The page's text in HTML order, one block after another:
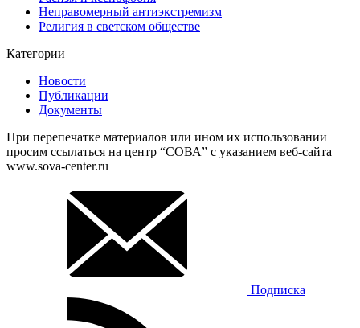
Неправомерный антиэкстремизм
Религия в светском обществе
Категории
Новости
Публикации
Документы
При перепечатке материалов или ином их использовании
просим ссылаться на центр “СОВА” с указанием веб-сайта
www.sova-center.ru
Подписка